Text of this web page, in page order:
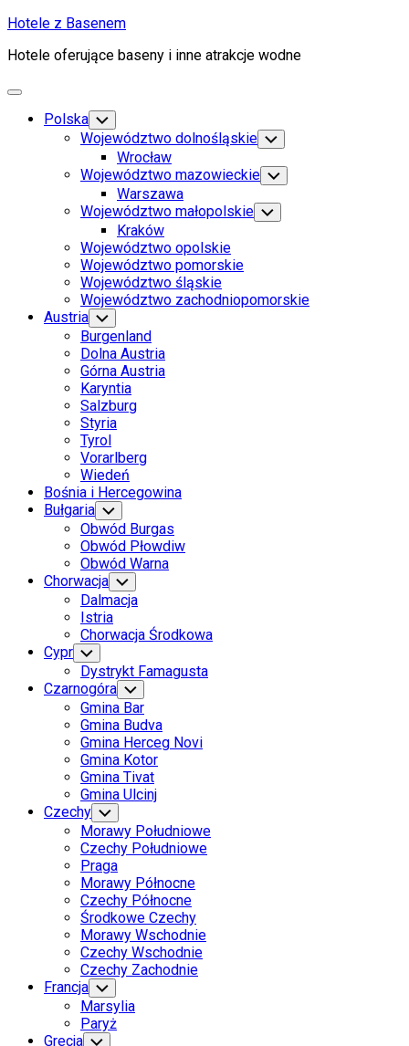
Skip
content
Hotele z Basenem
Hotele oferujące baseny i inne atrakcje wodne
Expand
Polska Toggle
Child
Menu
Województwo dolnośląskie Toggle
Child
Menu
Wrocław
Województwo mazowieckie Toggle
Child
Menu
Warszawa
Województwo małopolskie Toggle
Child
Kraków
Województwo opolskie
Województwo pomorskie
Województwo śląskie
Województwo zachodniopomorskie
Austria Toggle
Child
Menu
Burgenland
Dolna Austria
Górna Austria
Karyntia
Salzburg
Styria
Tyrol
Vorarlberg
Wiedeń
Bośnia i Hercegowina
Bułgaria Toggle
Child
Menu
Obwód Burgas
Obwód Płowdiw
Obwód Warna
Chorwacja Toggle
Child
Menu
Dalmacja
Istria
Chorwacja Środkowa
Cypr Toggle
Child
Menu
Dystrykt Famagusta
Czarnogóra Toggle
Child
Menu
Gmina Bar
Gmina Budva
Gmina Herceg Novi
Gmina Kotor
Gmina Tivat
Gmina Ulcinj
Czechy Toggle
Child
Menu
Morawy Południowe
Czechy Południowe
Praga
Morawy Północne
Czechy Północne
Środkowe Czechy
Morawy Wschodnie
Czechy Wschodnie
Czechy Zachodnie
Francja Toggle
Child
Menu
Marsylia
Paryż
Grecja Toggle